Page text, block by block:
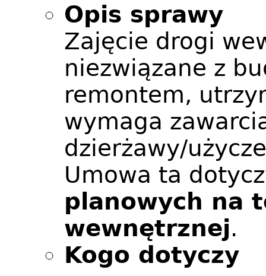
Opis sprawy
Zajęcie drogi
niezwiązane z
remontem,
wymaga
dzierżawy/
Umowa ta
planowych na
wewnętrznej.
Kogo dotyczy